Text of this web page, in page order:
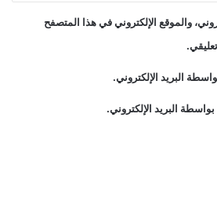
والموقع الإلكتروني في هذا المتصفح
البريد الإلكتروني.
البريد الإلكتروني.